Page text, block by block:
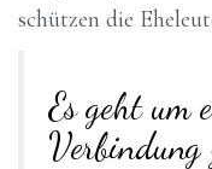
schützen die
Es geht um
Verbindung